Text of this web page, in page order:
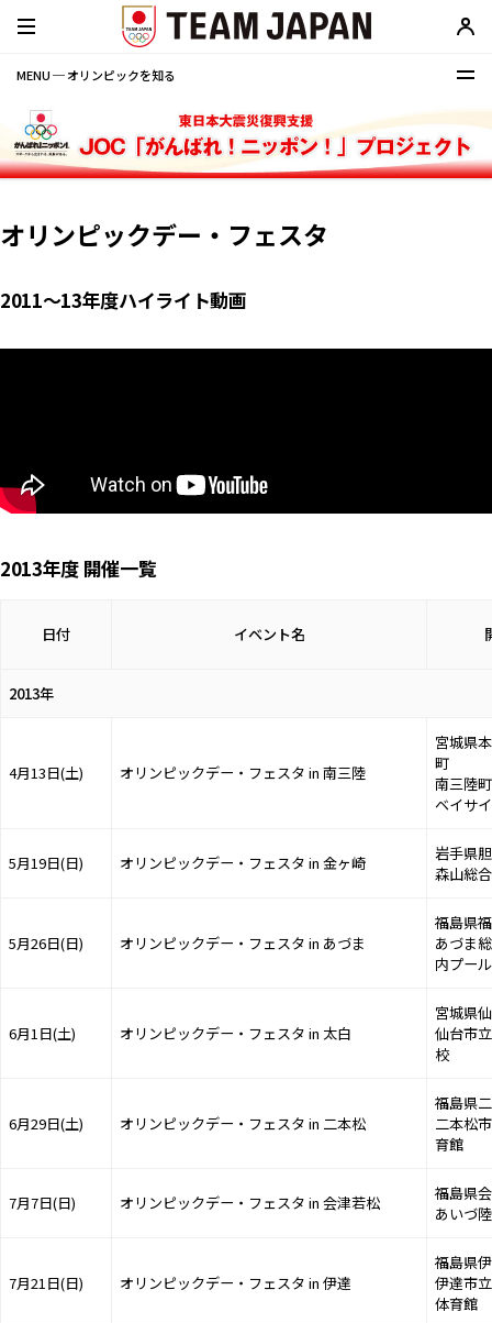
MENU ─ オリンピックを知る
オリンピックデー・フェスタ
2011〜13年度ハイライト動画
2013年度 開催一覧
日付 イベント名
2013年
4月13日(土) オリンピックデー・フェスタ in 南三陸
宮城県
町
南三陸
ベイサ
5月19日(日) オリンピックデー・フェスタ in 金ヶ崎
岩手県
森山総
5月26日(日) オリンピックデー・フェスタ in あづま
福島県
あづま
内プール
6月1日(土) オリンピックデー・フェスタ in 太白
宮城県
仙台市
校
6月29日(土) オリンピックデー・フェスタ in 二本松
福島県
二本松
育館
7月7日(日) オリンピックデー・フェスタ in 会津若松
福島県
あいづ
7月21日(日) オリンピックデー・フェスタ in 伊達
福島県
伊達市
体育館